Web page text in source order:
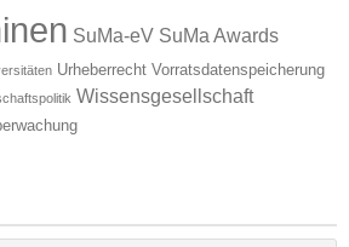
SuMa-eV SuMa Awards
Urheberrecht Vorratsdatenspeicherung
Wissensgesellschaft